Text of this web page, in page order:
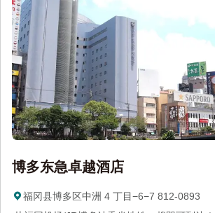
博多东急卓越酒店
福冈县博多区中洲 4 丁目−6−7 812-0893